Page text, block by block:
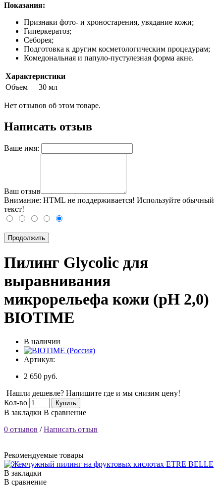
Показания:
Признаки фото- и хроностарения, увядание кожи;
Гиперкератоз;
Себорея;
Подготовка к другим косметологическим процедурам;
Комедональная и папуло-пустулезная форма акне.
Характеристики
Объем
30 мл
Нет отзывов об этом товаре.
Написать отзыв
Ваше имя:
Ваш отзыв
Внимание: HTML не поддерживается! Используйте обычный
текст!
Продолжить
Пилинг Glycolic для
выравнивания
микрорельефа кожи (рН 2,0)
BIOTIME
В наличии
Артикул:
2 650 руб.
Нашли дешевле? Напишите где и мы снизим цену!
Кол-во
Купить
В закладки В сравнение
0 отзывов /Написать отзыв
Рекомендуемые товары
В закладки
В сравнение